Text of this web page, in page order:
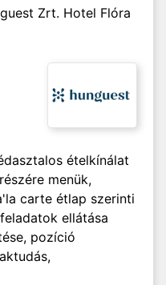
Zrt. Hotel Flóra
ételkínálat
menük,
carte étlap szerinti
ellátása
pozíció